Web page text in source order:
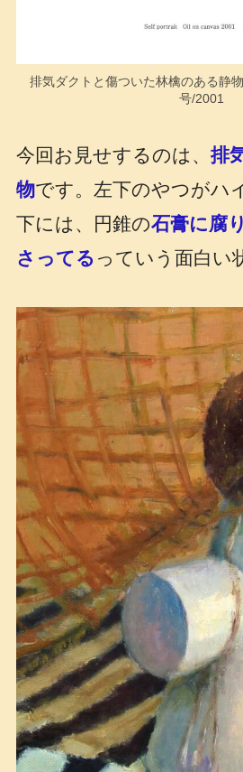
排気ダクトと傷ついた林檎のある静
号/2001
今回お見せするのは、 排
物です。左下のやつがハ
下には、円錐の石膏に腐
さってる っていう面白い